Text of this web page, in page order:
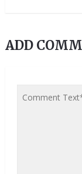
ADD